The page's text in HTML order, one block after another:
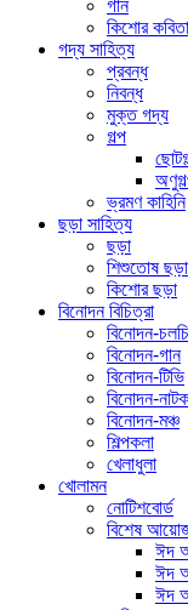
গান
কিশোর কবিতা
গদ্য সাহিত্য
প্রবন্ধ
নিবন্ধ
মুক্ত গদ্য
গল্প
ভ্রমণ কাহিনি
ছড়া সাহিত্য
ছড়া
শিশুতোষ ছড়া
কিশোর ছড়া
বিনোদন বিচিত্রা
বিনোদন-
বিনোদন-গান
বিনোদন-টিভি
বিনোদন-নাটক
বিনোদন-মঞ্চ
শিল্পকলা
খেলাধুলা
খোলামন
নোটিশবোর্ড
বিশেষ
ঈদ
ঈদ
ঈদ